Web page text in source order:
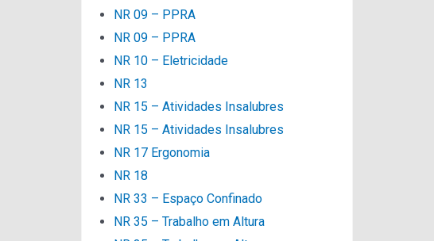
NR 09 – PPRA
NR 09 – PPRA
NR 10 – Eletricidade
NR 13
NR 15 – Atividades Insalubres
NR 15 – Atividades Insalubres
NR 17 Ergonomia
NR 18
NR 33 – Espaço Confinado
NR 35 – Trabalho em Altura